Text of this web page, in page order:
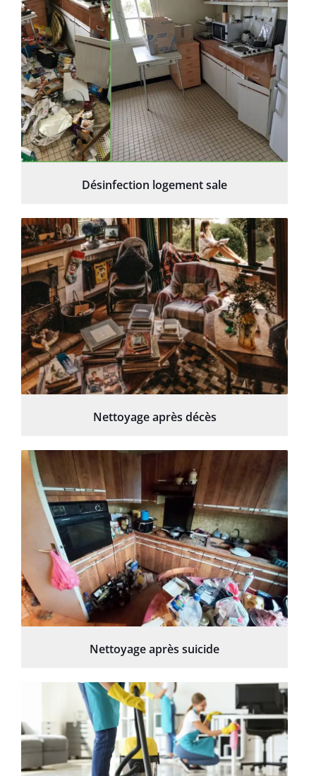
Désinfection logement sale
Nettoyage après décès
Nettoyage après suicide